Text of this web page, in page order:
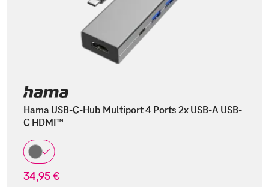
Hama USB-C-Hub Multiport 4 Ports 2x USB-A USB-
C HDMI™
34,95 €